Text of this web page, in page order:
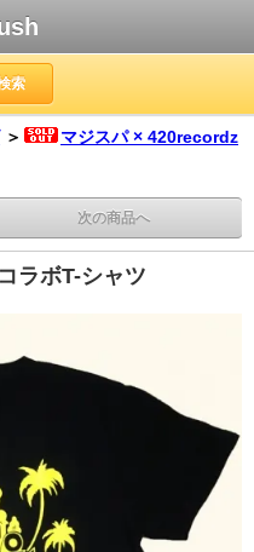
索
＞
マジスパ × 420recordz
次の商品へ
ラボT-シャツ